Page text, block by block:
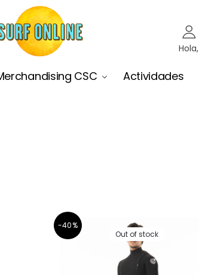
Hola,
CSC Actividades
-40%
Out of stock